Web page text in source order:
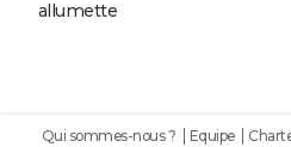
allumette
Qui sommes-nous ? Equipe